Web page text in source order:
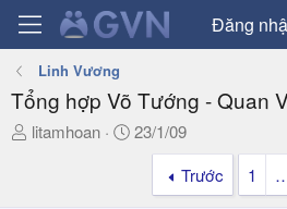
Đăng
Linh Vương
Tổng hợp Võ Tướng - Quan
T
litamhoan
N
23/1/09
Trước
1